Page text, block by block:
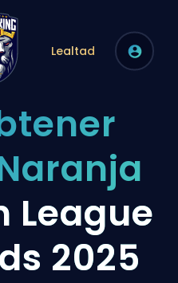
Lealtad
League
2025